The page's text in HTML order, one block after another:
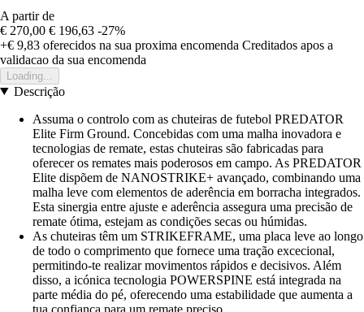
A partir de
€ 270,00 € 196,63 -27%
+€ 9,83 oferecidos na sua proxima encomenda Creditados apos a
validacao da sua encomenda
Loading...
Descrição
Assuma o controlo com as chuteiras de futebol PREDATOR
Elite Firm Ground. Concebidas com uma malha inovadora e
tecnologias de remate, estas chuteiras são fabricadas para
oferecer os remates mais poderosos em campo. As PREDATOR
Elite dispõem de NANOSTRIKE+ avançado, combinando uma
malha leve com elementos de aderência em borracha integrados.
Esta sinergia entre ajuste e aderência assegura uma precisão de
remate ótima, estejam as condições secas ou húmidas.
As chuteiras têm um STRIKEFRAME, uma placa leve ao longo
de todo o comprimento que fornece uma tração excecional,
permitindo-te realizar movimentos rápidos e decisivos. Além
disso, a icónica tecnologia POWERSPINE está integrada na
parte média do pé, oferecendo uma estabilidade que aumenta a
tua confiança para um remate preciso.